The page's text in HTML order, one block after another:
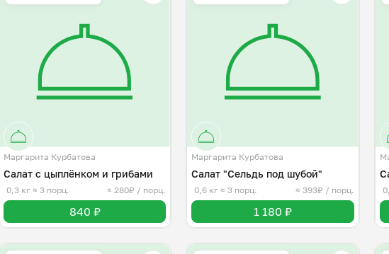
Маргарита Курбатова
Салат с цыплёнком и грибами
0,3 кг ≈ 3 порц. ≈ 280₽ / порц.
840 ₽
Маргарита Курбатова
Салат "Сельдь под шубой"
0,6 кг≈ 3 порц. ≈ 393₽ / порц.
1 180 ₽